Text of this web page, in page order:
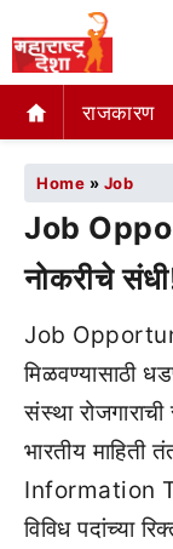
राजकारण
Home » Job
Job
नोकरीचे
Job
मिळवण्यासाठी
संस्था
भारतीय
Information
विविध पदांच्या